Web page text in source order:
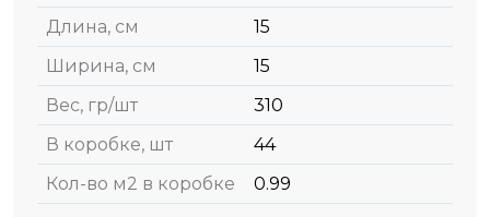
Длина, см
15
Ширина, см
15
Вес, гр/шт
310
В коробке, шт
44
Кол-во м2 в коробке
0.99